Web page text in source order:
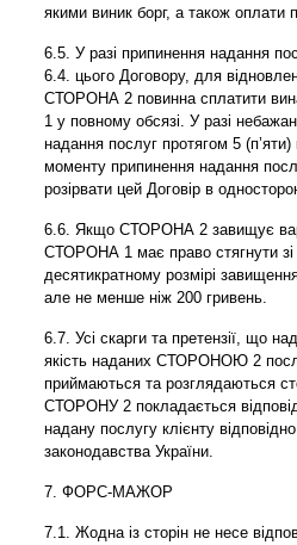
якими виник борг, а також оплати
6.5. У разі припинення надання
6.4. цього Договору, для
СТОРОНА 2 повинна сплатити
1 у повному обсязі. У разі
надання послуг протягом 5
моменту припинення надання
розірвати цей Договір в
6.6. Якщо СТОРОНА 2 завищує
СТОРОНА 1 має право стягнути
десятикратному розмірі
але не менше ніж 200 гривень.
6.7. Усі скарги та претензії, що
якість наданих СТОРОНОЮ 2
приймаються та розглядаються
СТОРОНУ 2 покладається
надану послугу клієнту
законодавства України.
7. ФОРС-МАЖОР
7.1. Жодна із сторін не несе